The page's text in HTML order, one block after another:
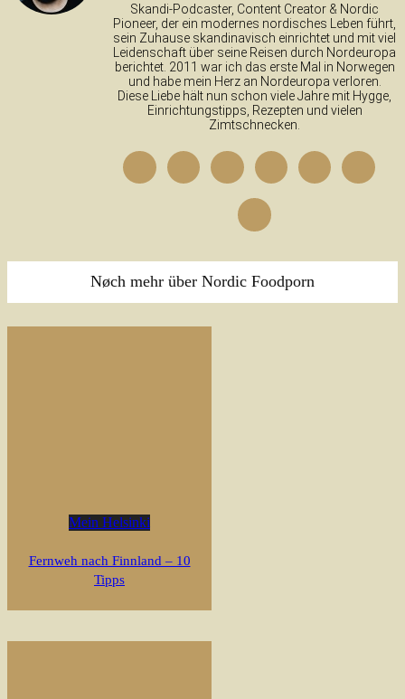
Skandi-Podcaster, Content Creator & Nordic
Pioneer, der ein modernes nordisches Leben führt,
sein Zuhause skandinavisch einrichtet und mit viel
Leidenschaft über seine Reisen durch Nordeuropa
berichtet. 2011 war ich das erste Mal in Norwegen
und habe mein Herz an Nordeuropa verloren.
Diese Liebe hält nun schon viele Jahre mit Hygge,
Einrichtungstipps, Rezepten und vielen
Zimtschnecken.
Nøch mehr über Nordic Foodporn
Mein Helsinki
Fernweh nach Finnland – 10
Tipps